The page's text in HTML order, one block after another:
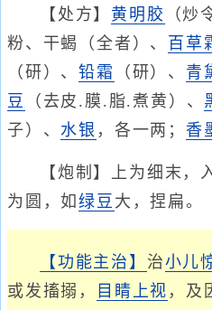
【处方】 黄明胶 （炒
粉、干蝎（全者）、
百草
（研）、铅霜 （研）、 青
豆
（去皮.膜.脂.煮黄）、
子）、 水银 ，各一两； 香
【炮制】上为细末，
为圆，如绿豆 大，捏扁。
【功能主治】 治小儿
或发搐搦，
目睛上视 ，及